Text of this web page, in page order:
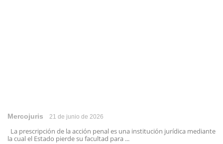
Mercojuris 21 de junio de 2026
La prescripción de la acción penal es una institución jurídica mediante
la cual el Estado pierde su facultad para ...